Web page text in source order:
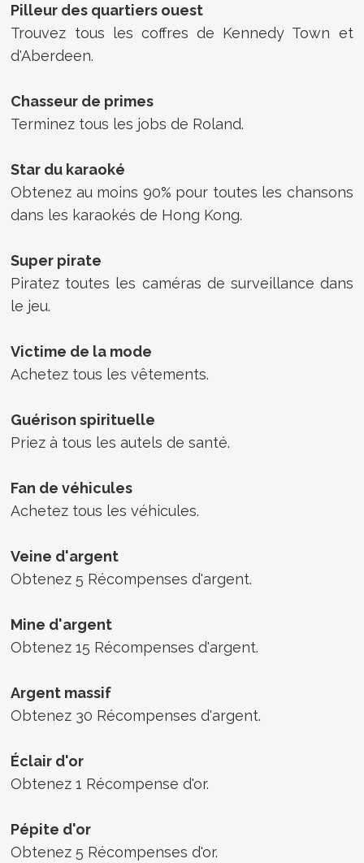
Pilleur des quartiers ouest
Trouvez tous les coffres de Kennedy Town et
d'Aberdeen.
Chasseur de primes
Terminez tous les jobs de Roland.
Star du karaoké
Obtenez au moins 90% pour toutes les chansons
dans les karaokés de Hong Kong.
Super pirate
Piratez toutes les caméras de surveillance dans
le jeu.
Victime de la mode
Achetez tous les vêtements.
Guérison spirituelle
Priez à tous les autels de santé.
Fan de véhicules
Achetez tous les véhicules.
Veine d'argent
Obtenez 5 Récompenses d'argent.
Mine d'argent
Obtenez 15 Récompenses d'argent.
Argent massif
Obtenez 30 Récompenses d'argent.
Éclair d'or
Obtenez 1 Récompense d'or.
Pépite d'or
Obtenez 5 Récompenses d'or.